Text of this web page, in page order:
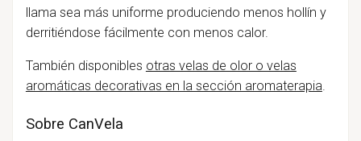
llama sea más uniforme produciendo menos hollín y
derritiéndose fácilmente con menos calor.
También disponibles otras velas de olor o velas
aromáticas decorativas en la sección aromaterapia.
Sobre CanVela